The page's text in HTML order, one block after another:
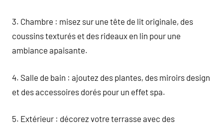
3. Chambre : misez sur une tête de lit originale, des
coussins texturés et des rideaux en lin pour une
ambiance apaisante.
4. Salle de bain : ajoutez des plantes, des miroirs design
et des accessoires dorés pour un effet spa.
5. Extérieur : décorez votre terrasse avec des